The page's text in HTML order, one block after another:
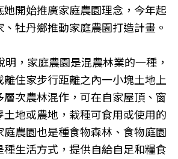
她開始推廣家庭農園理念，今年起
牡丹鄉推動家庭農園打造計畫。
明，家庭農園是混農林業的一種，
離住家步行距離之內一小塊土地上
層次農林混作，可在自家屋頂、窗
土地或農地，栽種可食用或使用的
農園也是種食物森林、食物庭園
種生活方式，提供自給自足和糧食